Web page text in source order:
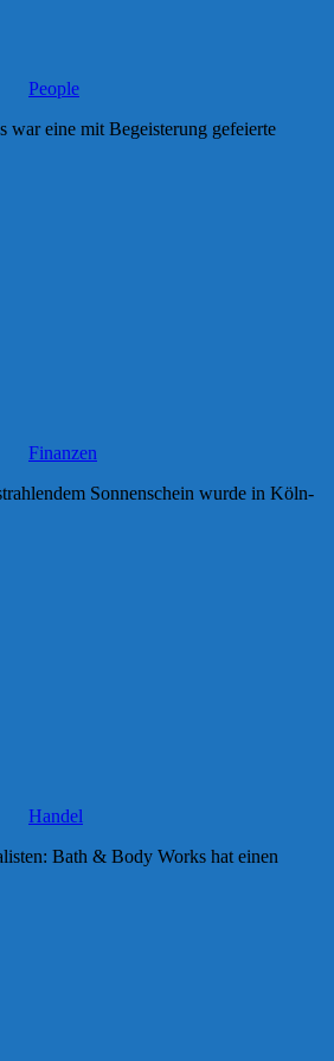
People
eine mit Begeisterung gefeierte
Finanzen
Sonnenschein wurde in Köln-
Handel
Bath & Body Works hat einen